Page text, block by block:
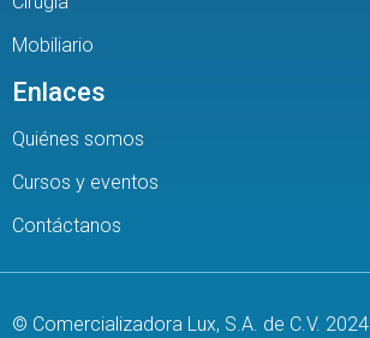
Mobiliario
Enlaces
Quiénes somos
Cursos y eventos
Contáctanos
© Comercializadora Lux, S.A. de C.V. 2024